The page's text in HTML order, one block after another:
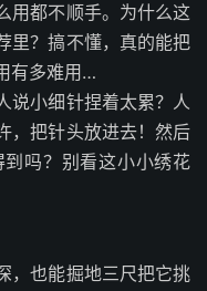
用都不顺手。为什么这
里？搞不懂，真的能把
有多难用…
说小细针捏着太累？人
，把针头放进去！然后
吗？别看这小小绣花
，也能掘地三尺把它挑